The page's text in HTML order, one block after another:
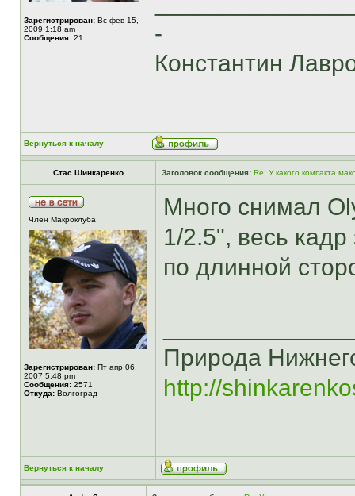
Зарегистрирован: Вс фев 15,
2009 1:18 am
Сообщения: 21
-
Константин
Вернуться к началу
Стас Шинкаренко Заголовок сообщения: Re: У какого компакта
Член Макроклуба
Зарегистрирован: Пт апр 06,
2007 5:48 pm
Сообщения: 2571
Откуда: Волгоград
Много снимал
1/2.5", весь
по длинной
Природа
http://
Вернуться к началу